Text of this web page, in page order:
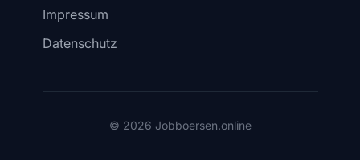
Impressum
Datenschutz
© 2026 Jobboersen.online